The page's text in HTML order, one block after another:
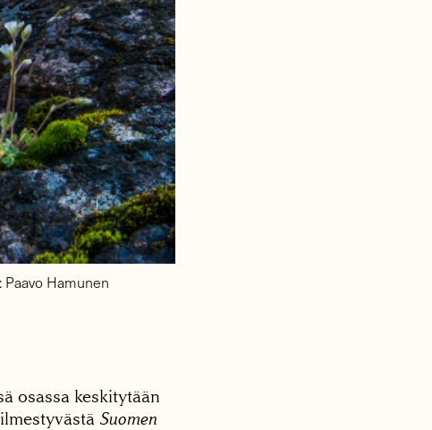
Hamunen
osassa keskitytään
Suomen